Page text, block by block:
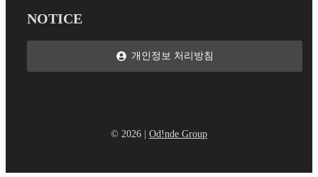
NOTICE
개인정보 처리방침
© 2026 | Od!nde Group